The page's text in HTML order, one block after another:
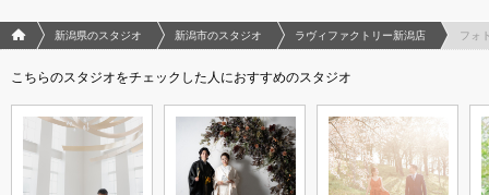
フォトウエディング/結婚写真のPhotorait ホーム
新潟県のスタジオ 新潟市のスタジオ ラヴィファクトリー新潟店 フォ
こちらのスタジオをチェックした人におすすめのスタジオ